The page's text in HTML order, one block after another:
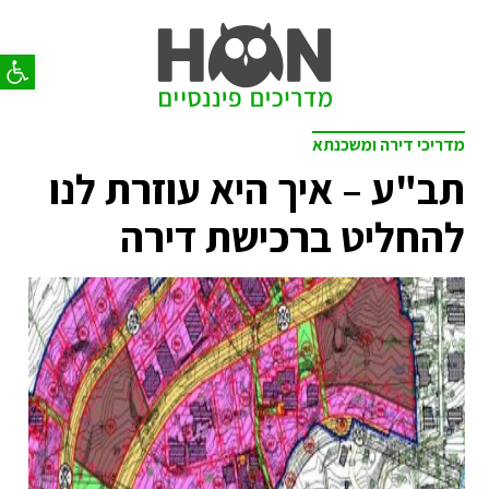
פתח
מדריכי דירה ומשכנתא
תב"ע – איך היא עוזרת לנו
להחליט ברכישת דירה